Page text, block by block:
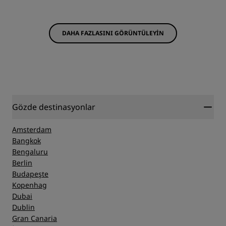
DAHA FAZLASINI GÖRÜNTÜLEYIN
Gözde destinasyonlar
Amsterdam
Bangkok
Bengaluru
Berlin
Budapeşte
Kopenhag
Dubai
Dublin
Gran Canaria